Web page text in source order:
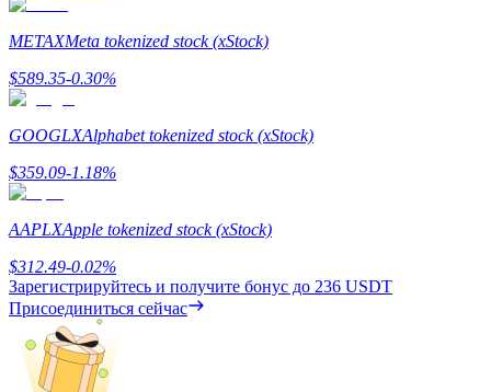
Deposit CASHCAT & Win
Share 500000 CASHCAT prize pool
Exclusive for BitMart Users
Register & Trade to Win 500,000 USDT
Precious Metals Trading Carnival
Trade Gold & Silver · 33,333 USDT Bonus
METAXMeta tokenized stock (xStock)
$589.35-0.30%
GOOGLXAlphabet tokenized stock (xStock)
$359.09-1.18%
AAPLXApple tokenized stock (xStock)
$312.49-0.02%
Зарегистрируйтесь и получите бонус до 236 USDT
Присоединиться сейчас